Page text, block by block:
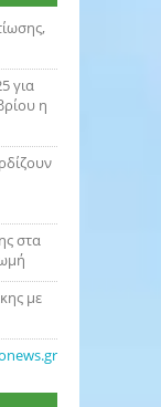
για
η
στα
με